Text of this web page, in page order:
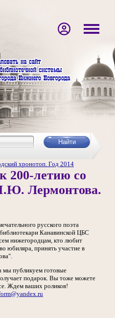
хронотоп. Год 2014
200-летию со
Лермонтова.
русского поэта
Канавинской ЦБС
нижегородцам, кто любит
юбиляра, принять участие в
мы публикуем готовые
подарок. Вы тоже можете
Ждем ваших роликов!